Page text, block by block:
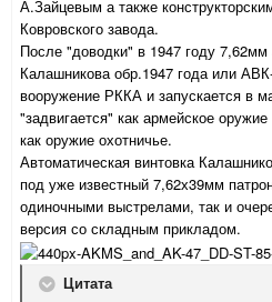
А.Зайцевым а также
Ковровского завода.
После "доводки" в 1947 году 7,62мм
Калашникова обр.1947 года или
вооружение РККА и запускается в
"задвигается" как армейское
как оружие охотничье.
Автоматическая винтовка
под уже известный 7,62х39мм
одиночными выстрелами, так и
версия со складным прикладом.
Цитата